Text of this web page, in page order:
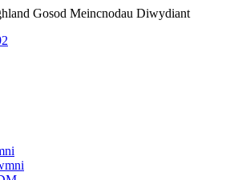
Gosod Meincnodau Diwydiant